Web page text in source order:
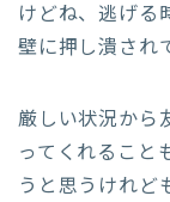
けどね、逃げる
壁に押し潰され
厳しい状況から
ってくれること
うと思うけれど